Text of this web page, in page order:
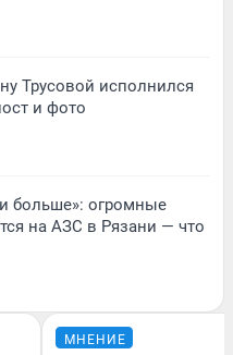
Трусовой исполнился
и фото
больше»: огромные
на АЗС в Рязани — что
МНЕНИЕ